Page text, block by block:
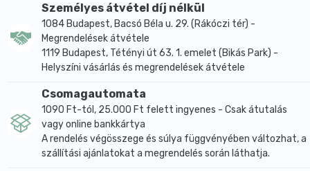
Személyes átvétel díj nélkül
1084 Budapest, Bacsó Béla u. 29. (Rákóczi tér) -
Megrendelések átvétele
1119 Budapest, Tétényi út 63. 1. emelet (Bikás Park) -
Helyszíni vásárlás és megrendelések átvétele
Csomagautomata
1090 Ft-tól, 25.000 Ft felett ingyenes - Csak átutalás
vagy online bankkártya
A rendelés végösszege és súlya függvényében változhat, a
szállítási ajánlatokat a megrendelés során láthatja.